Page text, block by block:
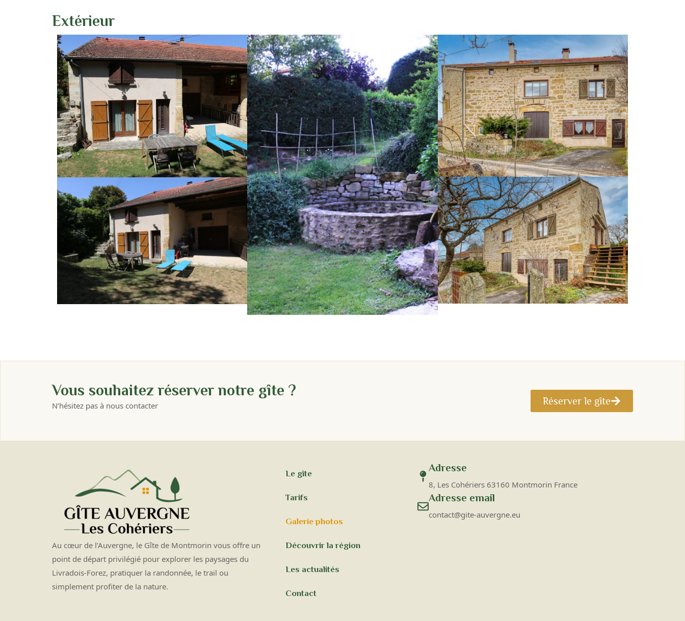
Extérieur
Vous souhaitez réserver notre gîte ?
N’hésitez pas à nous contacter Réserver le gîte
Au cœur de l’Auvergne, le Gîte de Montmorin vous offre un
point de départ privilégié pour explorer les paysages du
Livradois-Forez, pratiquer la randonnée, le trail ou
simplement profiter de la nature.
Le gîte
Tarifs
Galerie photos
Découvrir la région
Les actualités
Contact
Adresse
8, Les Cohériers 63160 Montmorin France
Adresse email
contact@gite-auvergne.eu